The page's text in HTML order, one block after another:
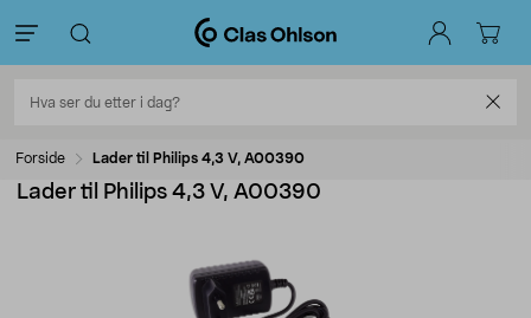
Forside Lader til Philips 4,3 V, A00390
Lader til Philips 4,3 V, A00390